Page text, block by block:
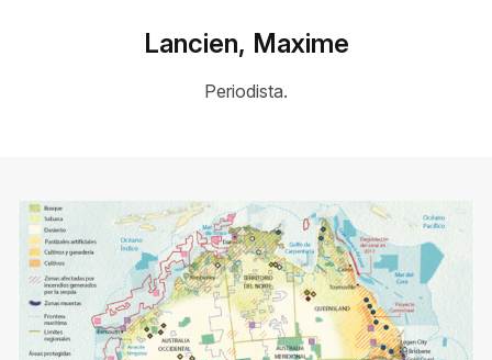
Lancien, Maxime
Periodista.